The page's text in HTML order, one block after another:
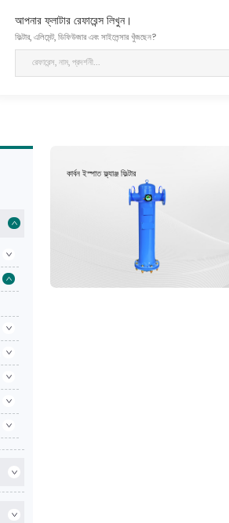
আপনার ফ্লাটার রেফারেন্স লিখুন।
ফিল্টার, এলিমেন্ট, ডিফিউজার এবং সাইলেন্সার খুঁজছেন?
কার্বন ইস্পাত ফ্ল্যাঞ্জ ফিল্টার